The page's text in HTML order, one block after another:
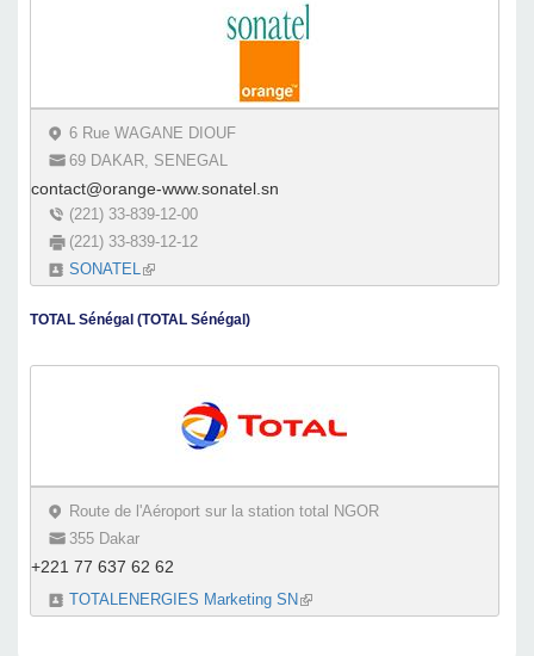
6 Rue WAGANE DIOUF
69 DAKAR, SENEGAL
contact@orange-www.sonatel.sn
(221) 33-839-12-00
(221) 33-839-12-12
SONATEL(link is external)
TOTAL Sénégal (TOTAL Sénégal)
Route de l'Aéroport sur la station total NGOR
355 Dakar
+221 77 637 62 62
TOTALENERGIES Marketing SN (link is external)